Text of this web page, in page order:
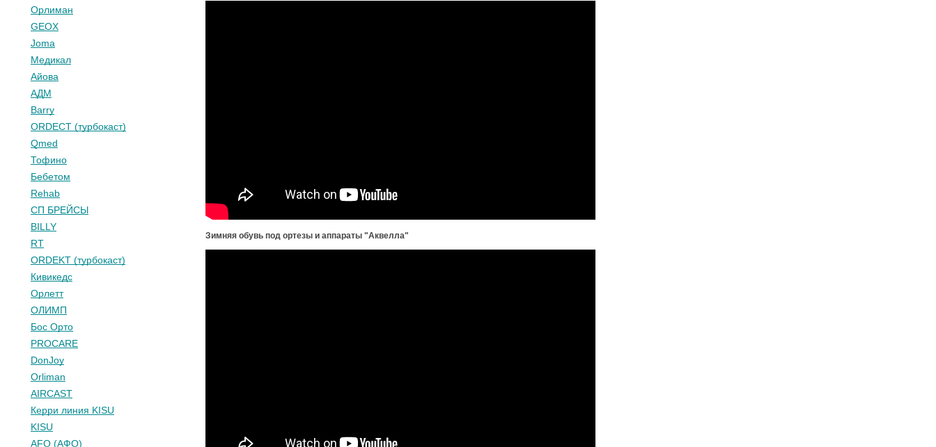
Орлиман
GEOX
Joma
Медикал
Айова
АДМ
Barry
ORDECT (турбокаст)
Qmed
Тофино
Бебетом
Rehab
СП БРЕЙСЫ
BILLY
RT
ORDEKT (турбокаст)
Кивикедс
Орлетт
ОЛИМП
Бос Орто
PROCARE
DonJoy
Orliman
AIRCAST
Керри линия KISU
KISU
AFO (АФО)
Зимняя обувьпод ортезы и аппараты "Аквелла"